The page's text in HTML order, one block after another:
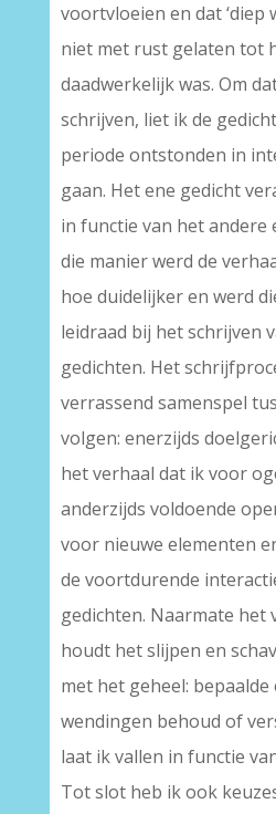
voortvloeien en dat ‘diep
niet met rust gelaten tot
daadwerkelijk was. Om
schrijven, liet ik de
periode ontstonden in
gaan. Het ene gedicht
in functie van het andere
die manier werd de
hoe duidelijker en werd
leidraad bij het schrijven
gedichten. Het
verrassend samenspel
volgen: enerzijds
het verhaal dat ik voor
anderzijds voldoende
voor nieuwe elementen
de voortdurende
gedichten. Naarmate het
houdt het slijpen en
met het geheel:
wendingen behoud of
laat ik vallen in functie
Tot slot heb ik ook